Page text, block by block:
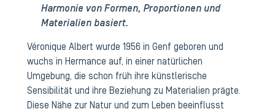
Harmonie von Formen, Proportionen und
Materialien basiert.
Véronique Albert wurde 1956 in Genf geboren und
wuchs in Hermance auf, in einer natürlichen
Umgebung, die schon früh ihre künstlerische
Sensibilität und ihre Beziehung zu Materialien prägte.
Diese Nähe zur Natur und zum Leben beeinflusst